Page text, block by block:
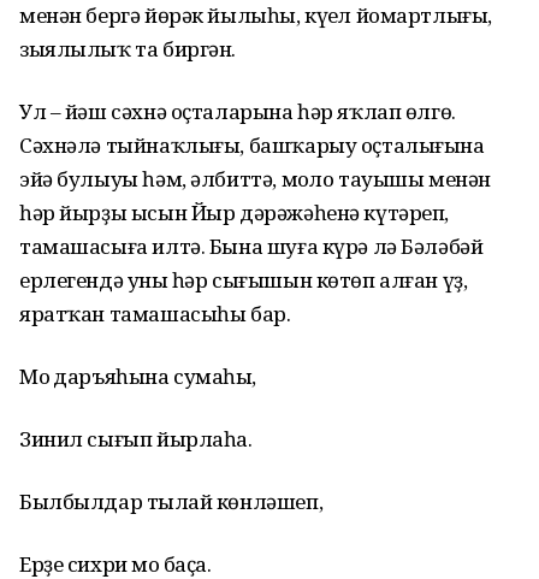
менән бергә йөрәк йылыһы, күңел йомартлығы,
зыялылыҡ та биргән.
Ул – йәш сәхнә оҫталарына һәр яҡлап өлгө.
Сәхнәлә тыйнаҡлығы, башҡарыу оҫталығына
эйә булыуы һәм, әлбиттә, моңло тауышы менән
һәр йырҙы ысын Йыр дәрәжәһенә күтәреп,
тамашасыға илтә. Бына шуға күрә лә Бәләбәй
ерлегендә уның һәр сығышын көтөп алған үҙ,
яратҡан тамашасыһы бар.
Моң даръяһына сумаһың,
Зинил сығып йырлаһа.
Былбылдар тыңлай көнләшеп,
Ерҙе сихри моң баҫа.